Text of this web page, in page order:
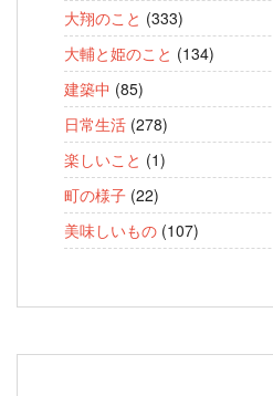
大翔のこと (333)
大輔と姫のこと (134)
建築中 (85)
日常生活 (278)
楽しいこと (1)
町の様子 (22)
美味しいもの (107)